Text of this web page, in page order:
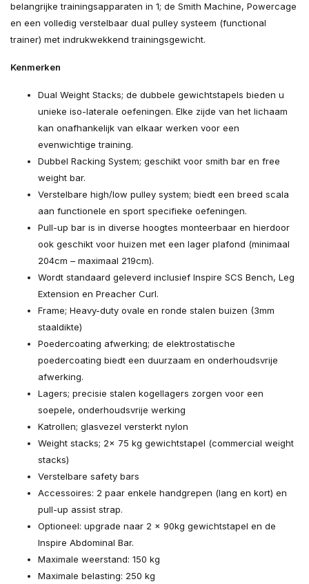
belangrijke trainingsapparaten in 1; de Smith Machine, Powercage
en een volledig verstelbaar dual pulley systeem (functional
trainer) met indrukwekkend trainingsgewicht.
Kenmerken
Dual Weight Stacks; de dubbele gewichtstapels bieden u
unieke iso-laterale oefeningen. Elke zijde van het lichaam
kan onafhankelijk van elkaar werken voor een
evenwichtige training.
Dubbel Racking System; geschikt voor smith bar en free
weight bar.
Verstelbare high/low pulley system; biedt een breed scala
aan functionele en sport specifieke oefeningen.
Pull-up bar is in diverse hoogtes monteerbaar en hierdoor
ook geschikt voor huizen met een lager plafond (minimaal
204cm – maximaal 219cm).
Wordt standaard geleverd inclusief Inspire SCS Bench, Leg
Extension en Preacher Curl.
Frame; Heavy-duty ovale en ronde stalen buizen (3mm
staaldikte)
Poedercoating afwerking; de elektrostatische
poedercoating biedt een duurzaam en onderhoudsvrije
afwerking.
Lagers; precisie stalen kogellagers zorgen voor een
soepele, onderhoudsvrije werking
Katrollen; glasvezel versterkt nylon
Weight stacks; 2x 75 kg gewichtstapel (commercial weight
stacks)
Verstelbare safety bars
Accessoires: 2 paar enkele handgrepen (lang en kort) en
pull-up assist strap.
Optioneel: upgrade naar 2 x 90kg gewichtstapel en de
Inspire Abdominal Bar.
Maximale weerstand: 150 kg
Maximale belasting: 250 kg